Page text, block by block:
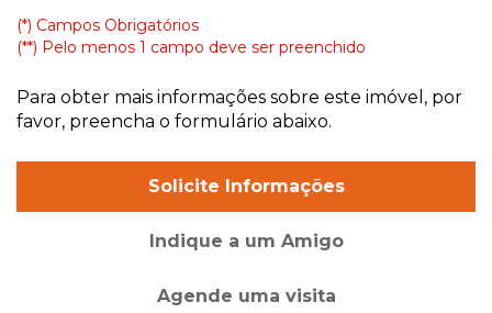
(*) Campos Obrigatórios
(**) Pelo menos 1 campo deve ser preenchido
Para obter mais informações sobre este imóvel, por
favor, preencha o formulário abaixo.
Solicite Informações
Indique a um Amigo
Agende uma visita